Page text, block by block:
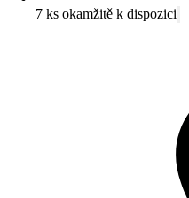
7 ks okamžitě k dispozici